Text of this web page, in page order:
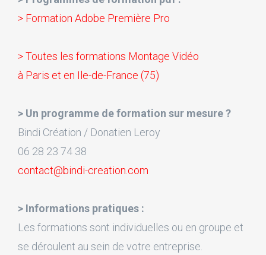
> Formation Adobe Première Pro
> Toutes les formations Montage Vidéo
à Paris et en Ile-de-France (75)
> Un programme de formation sur mesure ?
Bindi Création / Donatien Leroy
06 28 23 74 38
contact@bindi-creation.com
> Informations pratiques :
Les formations sont individuelles ou en groupe et
se déroulent au sein de votre entreprise.